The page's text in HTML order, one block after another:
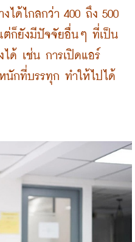
ได้ไกลกว่า 400 ถึง 500
ต่ก็ยังมีปัจจัยอื่นๆ ที่เป็น
ได้ เช่น การเปิดแอร์
นักที่บรรทุก ทำให้ไปได้